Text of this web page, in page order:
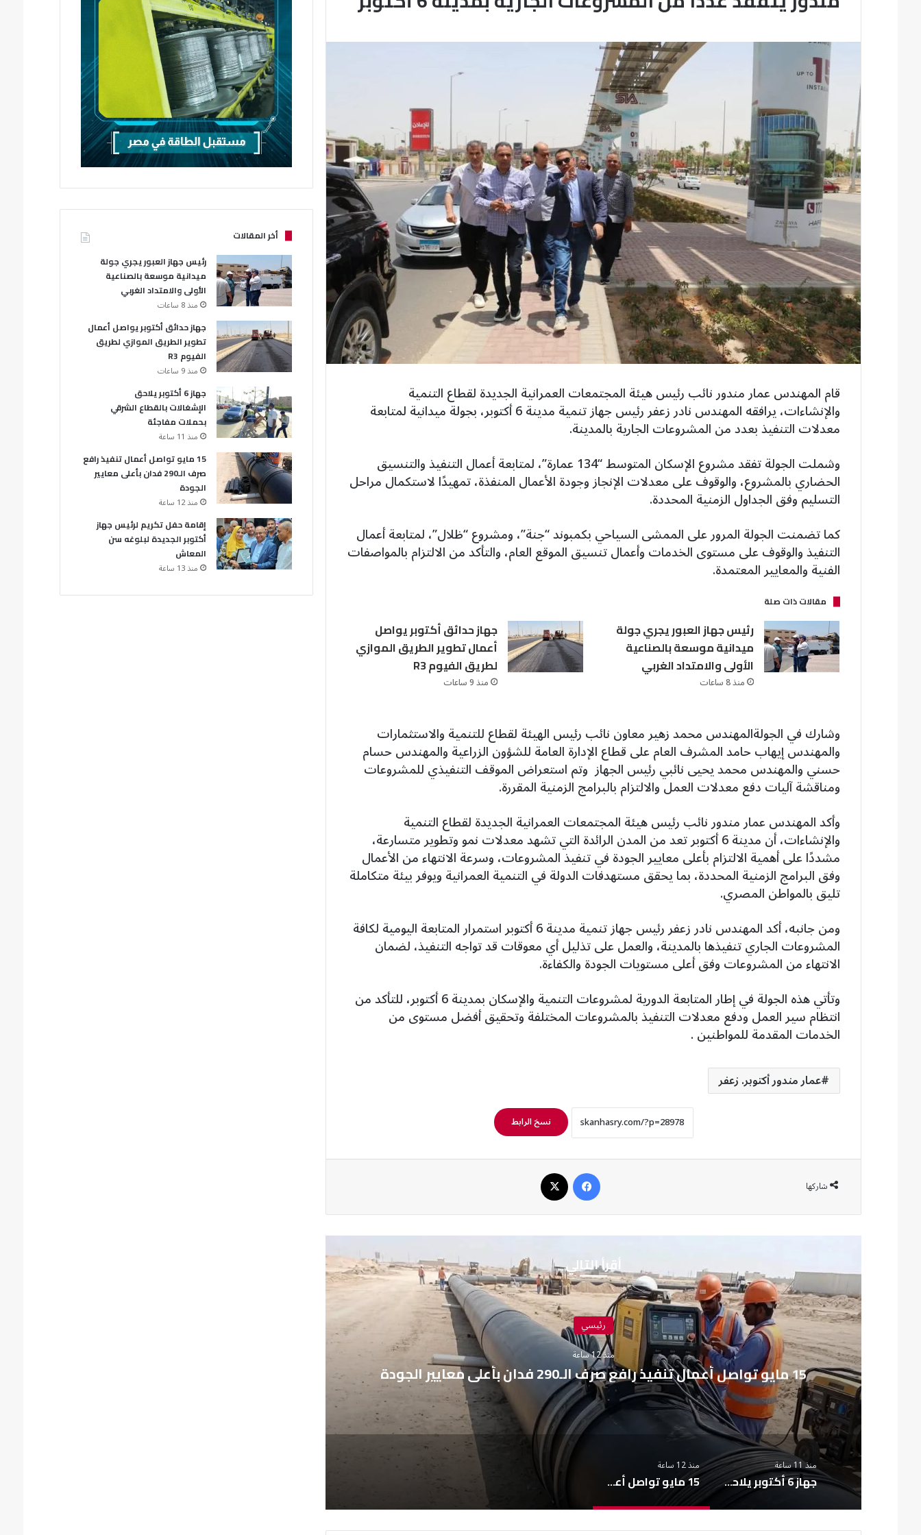
قام المهندس عمار مندور نائب رئيس هيئة المجتمعات العمرانية الجديدة لقطاع التنمية
والإنشاءات، يرافقه المهندس نادر زعفر رئيس جهاز تنمية مدينة 6 أكتوبر، بجولة ميدانية لمتابعة
معدلات التنفيذ بعدد من المشروعات الجارية بالمدينة.
وشملت الجولة تفقد مشروع الإسكان المتوسط “134 عمارة”، لمتابعة أعمال التنفيذ والتنسيق
الحضاري بالمشروع، والوقوف على معدلات الإنجاز وجودة الأعمال المنفذة، تمهيدًا لاستكمال مراحل
التسليم وفق الجداول الزمنية المحددة.
كما تضمنت الجولة المرور على الممشى السياحي بكمبوند “جنة”، ومشروع “ظلال”، لمتابعة أعمال
التنفيذ والوقوف على مستوى الخدمات وأعمال تنسيق الموقع العام، والتأكد من الالتزام بالمواصفات
الفنية والمعايير المعتمدة.
مقالات ذات صلة
رئيس جهاز العبور يجري جولة
ميدانية موسعة بالصناعية
الأولى والامتداد الغربي
منذ 8 ساعات
جهاز حدائق أكتوبر يواصل
أعمال تطوير الطريق الموازي
لطريق الفيوم R3
منذ 9 ساعات
وشارك في الجولةالمهندس محمد زهير معاون نائب رئيس الهيئة لقطاع للتنمية والاستثمارات
والمهندس إيهاب حامد المشرف العام على قطاع الإدارة العامة للشؤون الزراعية والمهندس حسام
حسني والمهندس محمد يحيى نائبي رئيس الجهاز وتم استعراض الموقف التنفيذي للمشروعات
ومناقشة آليات دفع معدلات العمل والالتزام بالبرامج الزمنية المقررة.
وأكد المهندس عمار مندور نائب رئيس هيئة المجتمعات العمرانية الجديدة لقطاع التنمية
والإنشاءات، أن مدينة 6 أكتوبر تعد من المدن الرائدة التي تشهد معدلات نمو وتطوير متسارعة،
مشددًا على أهمية الالتزام بأعلى معايير الجودة في تنفيذ المشروعات، وسرعة الانتهاء من الأعمال
وفق البرامج الزمنية المحددة، بما يحقق مستهدفات الدولة في التنمية العمرانية ويوفر بيئة متكاملة
تليق بالمواطن المصري.
ومن جانبه، أكد المهندس نادر زعفر رئيس جهاز تنمية مدينة 6 أكتوبر استمرار المتابعة اليومية لكافة
المشروعات الجاري تنفيذها بالمدينة، والعمل على تذليل أي معوقات قد تواجه التنفيذ، لضمان
الانتهاء من المشروعات وفق أعلى مستويات الجودة والكفاءة.
وتأتي هذه الجولة في إطار المتابعة الدورية لمشروعات التنمية والإسكان بمدينة 6 أكتوبر، للتأكد من
انتظام سير العمل ودفع معدلات التنفيذ بالمشروعات المختلفة وتحقيق أفضل مستوى من
الخدمات المقدمة للمواطنين .
عمار مندور أكتوبر. زعفر
نسخ الرابط
شاركها
أقرأ التالي
رئيسي
منذ 12 ساعة
15 مايو تواصل أعمال تنفيذ رافع صرف الـ290 فدان بأعلى معايير الجودة
منذ 11 ساعة
جهاز 6 أكتوبر يلاحق الإشغالات بالقطاع الشرقي بحملات مفاجئة
منذ 12 ساعة
15 مايو تواصل أعمال تنفيذ رافع صرف الـ290 فدان بأعلى معايير الجودة
أخر المقالات
رئيس جهاز العبور يجري جولة
ميدانية موسعة بالصناعية
الأولى والامتداد الغربي
منذ 8 ساعات
جهاز حدائق أكتوبر يواصل أعمال
تطوير الطريق الموازي لطريق
الفيوم R3
منذ 9 ساعات
جهاز 6 أكتوبر يلاحق
الإشغالات بالقطاع الشرقي
بحملات مفاجئة
منذ 11 ساعة
15 مايو تواصل أعمال تنفيذ رافع
صرف الـ290 فدان بأعلى معايير
الجودة
منذ 12 ساعة
إقامة حفل تكريم لرئيس جهاز
أكتوبر الجديدة لبلوغه سن
المعاش
منذ 13 ساعة